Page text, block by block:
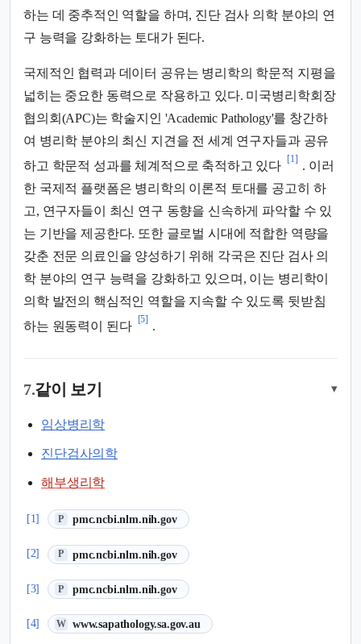
하는 데 중추적인 역할을 하며, 진단 검사 의학 분야의 연
구 능력을 강화하는 토대가 된다.
국제적인 협력과 데이터 공유는 병리학의 학문적 지평을
넓히는 중요한 동력으로 작용하고 있다. 미국병리학회장
협의회(APC)는 학술지인 'Academic Pathology'를 창간하
여 병리학 분야의 최신 지견을 전 세계 연구자들과 공유
하고 학문적 성과를 체계적으로 축적하고 있다
[1]
. 이러
한 국제적 플랫폼은 병리학의 이론적 토대를 공고히 하
고, 연구자들이 최신 연구 동향을 신속하게 파악할 수 있
는 기반을 제공한다. 또한 글로벌 시대에 적합한 역량을
갖춘 전문 의료인을 양성하기 위해 각국은 진단 검사 의
학 분야의 연구 능력을 강화하고 있으며, 이는 병리학이
의학 발전의 핵심적인 역할을 지속할 수 있도록 뒷받침
하는 원동력이 된다
[5]
.
7.같이 보기 ▾
임상병리학
진단검사의학
해부생리학
[1] P pmc.ncbi.nlm.nih.gov
(새 탭에서 열림)
[2] P pmc.ncbi.nlm.nih.gov
(새 탭에서 열림)
[3] P pmc.ncbi.nlm.nih.gov
(새 탭에서 열림)
[4] W www.sapathology.sa.gov.au
(새 탭에서 열림)